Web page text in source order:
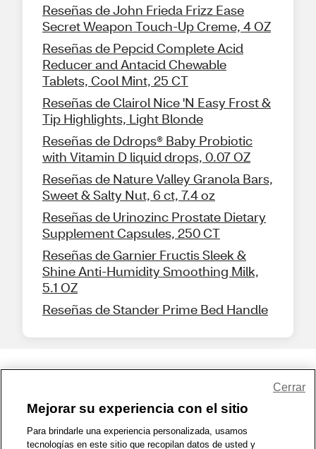
Reseñas de John Frieda Frizz Ease
Secret Weapon Touch-Up Creme, 4 OZ
Reseñas de Pepcid Complete Acid
Reducer and Antacid Chewable
Tablets, Cool Mint, 25 CT
Reseñas de Clairol Nice 'N Easy Frost &
Tip Highlights, Light Blonde
Reseñas de Ddrops® Baby Probiotic
with Vitamin D liquid drops, 0.07 OZ
Reseñas de Nature Valley Granola Bars,
Sweet & Salty Nut, 6 ct, 7.4 oz
Reseñas de Urinozinc Prostate Dietary
Supplement Capsules, 250 CT
Reseñas de Garnier Fructis Sleek &
Shine Anti-Humidity Smoothing Milk,
5.1 OZ
Reseñas de Stander Prime Bed Handle
1-800-679-9691 | Contáctenos | Términos de Uso | Accesibilidad
Política de Privacidad | WA Privacy Policy | Mapa del sitio
Mejorar su experiencia con el sitio
Para brindarle una experiencia personalizada, usamos
tecnologías en este sitio que recopilan datos de usted y
Cerrar